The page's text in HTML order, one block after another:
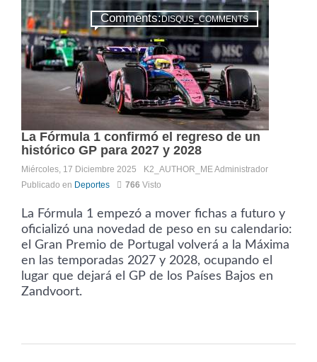
Comments:DISQUS_COMMENTS
La Fórmula 1 confirmó el regreso de un
histórico GP para 2027 y 2028
Miércoles, 17 Diciembre 2025 K2_AUTHOR_MEAdministrador
Publicado en Deportes 766 Visto
La Fórmula 1 empezó a mover fichas a futuro y
oficializó una novedad de peso en su calendario:
el Gran Premio de Portugal volverá a la Máxima
en las temporadas 2027 y 2028, ocupando el
lugar que dejará el GP de los Países Bajos en
Zandvoort.